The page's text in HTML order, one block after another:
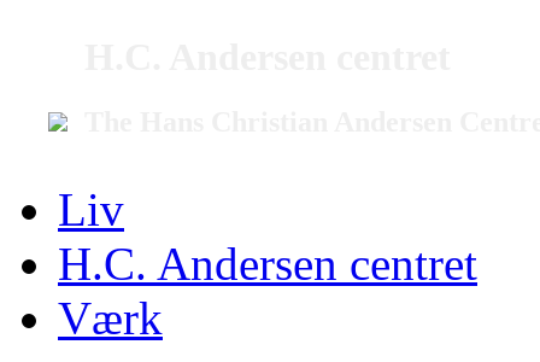
Liv
H.C. Andersen centret
Værk